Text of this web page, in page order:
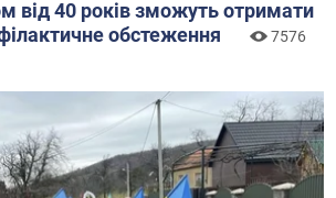
від 40 років зможуть отримати
обстеження
7576